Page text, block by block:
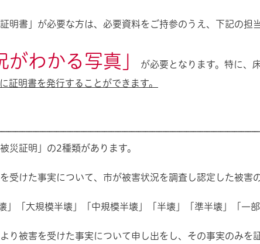
明書」が必要な方は、必要資料をご持参のうえ、下記の担
がわかる写真」
が必要となります。特に、
証明書を発行することができます。
災証明」の2種類があります。
実について、市が被害状況を調査し認定した被害の
「中規模半壊」「半壊」「準半壊」「一部損
害を受けた事実について申し出をし、その事実のみを